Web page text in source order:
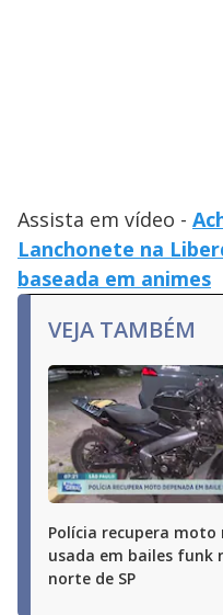
Assista em vídeo -
Lanchonete na
baseada em animes
VEJA TAMBÉM
Polícia recupera moto
usada em bailes funk
norte de SP